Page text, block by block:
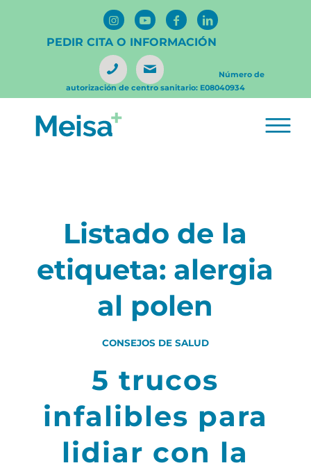
PEDIR CITA O INFORMACIÓN
Número de
autorización de centro sanitario: E08040934
Listado de la
etiqueta: alergia
al polen
CONSEJOS DE SALUD
5 trucos
infalibles para
lidiar con la